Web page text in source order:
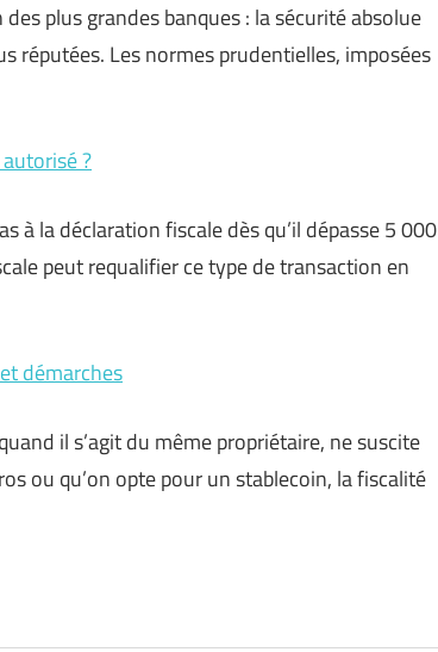
plus grandes banques : la sécurité absolue
réputées. Les normes prudentielles, imposées
?
à la déclaration fiscale dès qu’il dépasse 5 000
peut requalifier ce type de transaction en
démarches
il s’agit du même propriétaire, ne suscite
ou qu’on opte pour un stablecoin, la fiscalité